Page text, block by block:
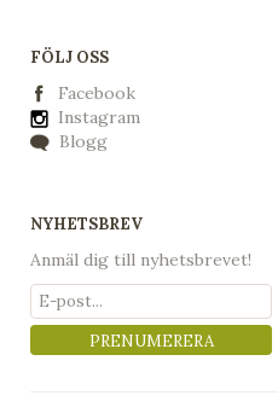
FÖLJ OSS
Facebook
Instagram
Blogg
NYHETSBREV
Anmäl dig till nyhetsbrevet!
PRENUMERERA